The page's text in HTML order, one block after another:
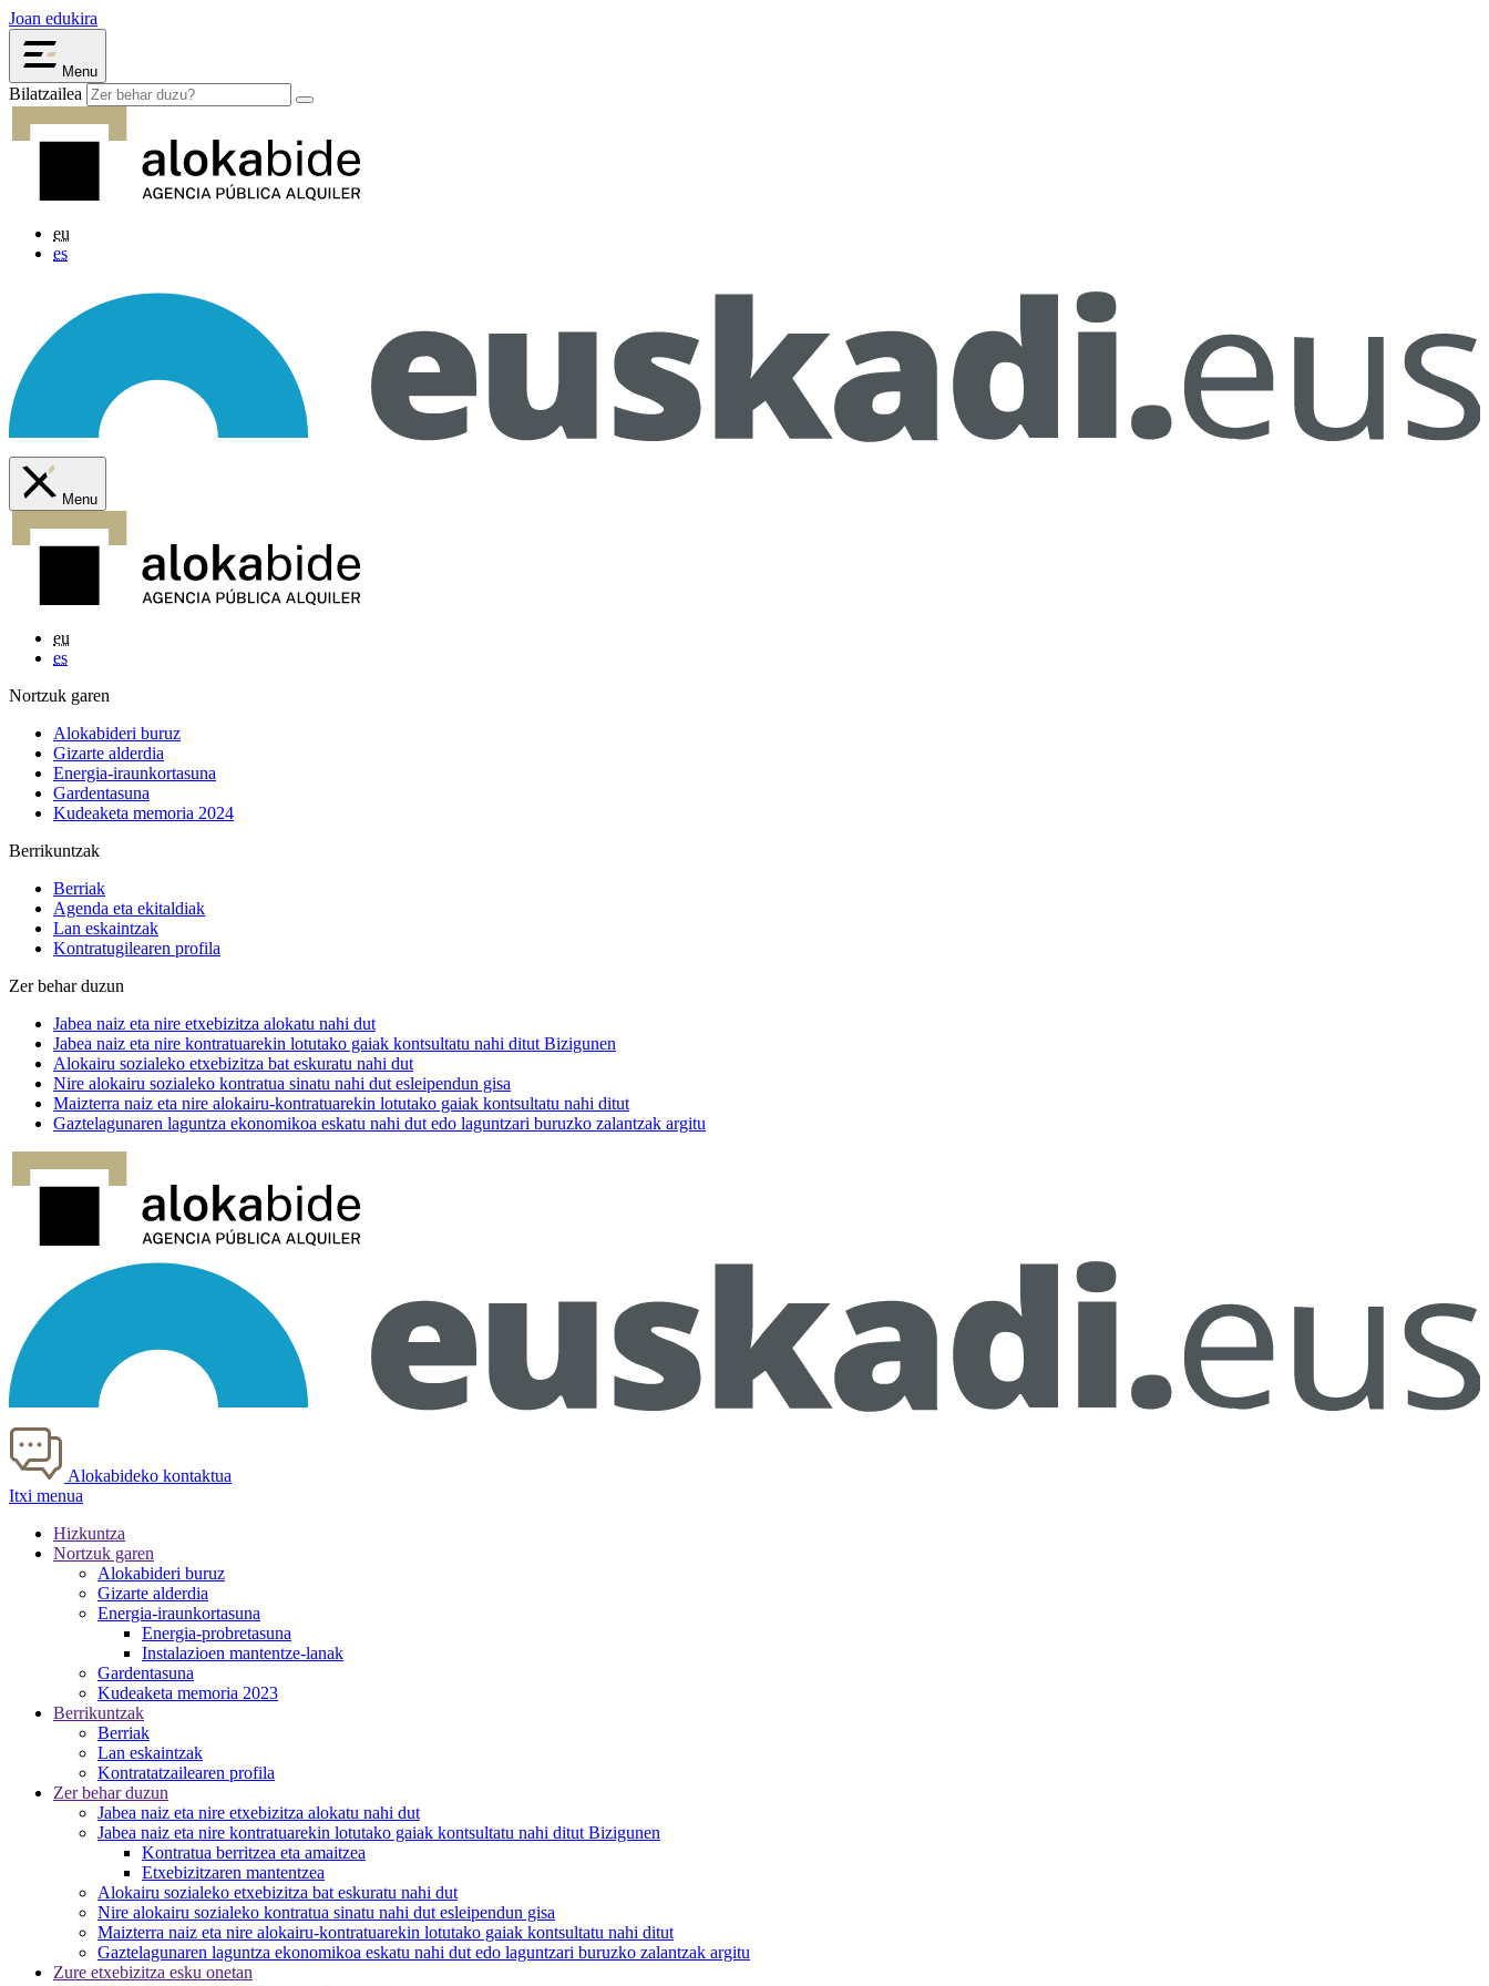
Joan edukira
Menu
Bilatzailea
eu
es
Menu
eu
es
Nortzuk garen
Alokabideri buruz
Gizarte alderdia
Energia-iraunkortasuna
Gardentasuna
Kudeaketa memoria 2024
Berrikuntzak
Berriak
Agenda eta ekitaldiak
Lan eskaintzak
Kontratugilearen profila
Zer behar duzun
Jabea naiz eta nire etxebizitza alokatu nahi dut
Jabea naiz eta nire kontratuarekin lotutako gaiak kontsultatu nahi ditut Bizigunen
Alokairu sozialeko etxebizitza bat eskuratu nahi dut
Nire alokairu sozialeko kontratua sinatu nahi dut esleipendun gisa
Maizterra naiz eta nire alokairu-kontratuarekin lotutako gaiak kontsultatu nahi ditut
Gaztelagunaren laguntza ekonomikoa eskatu nahi dut edo laguntzari buruzko zalantzak argitu
Alokabideko kontaktua
Itxi menua
Hizkuntza
Nortzuk garen
Alokabideri buruz
Gizarte alderdia
Energia-iraunkortasuna
Energia-probretasuna
Instalazioen mantentze-lanak
Gardentasuna
Kudeaketa memoria 2023
Berrikuntzak
Berriak
Lan eskaintzak
Kontratatzailearen profila
Zer behar duzun
Jabea naiz eta nire etxebizitza alokatu nahi dut
Jabea naiz eta nire kontratuarekin lotutako gaiak kontsultatu nahi ditut Bizigunen
Kontratua berritzea eta amaitzea
Etxebizitzaren mantentzea
Alokairu sozialeko etxebizitza bat eskuratu nahi dut
Nire alokairu sozialeko kontratua sinatu nahi dut esleipendun gisa
Maizterra naiz eta nire alokairu-kontratuarekin lotutako gaiak kontsultatu nahi ditut
Gaztelagunaren laguntza ekonomikoa eskatu nahi dut edo laguntzari buruzko zalantzak argitu
Zure etxebizitza esku onetan